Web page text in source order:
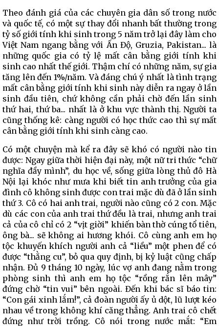
Theo đánh giá của các chuyên gia dân số trong nước
và quốc tế, có một sự thay đổi nhanh bất thường trong
tỷ số giới tính khi sinh trong 5 năm trở lại đây làm cho
Việt Nam ngang bằng với Ấn Độ, Gruzia, Pakistan... là
những quốc gia có tỷ lệ mất cân bằng giới tính khi
sinh cao nhất thế giới. Thậm chí có những năm, sự gia
tăng lên đến 1%/năm. Và đáng chú ý nhất là tình trạng
mất cân bằng giới tính khi sinh này diễn ra ngay ở lần
sinh đầu tiên, chứ không cần phải chờ đến lần sinh
thứ hai, thứ ba... nhất là ở khu vực thành thị. Người ta
cũng thống kê: càng người có học thức cao thì sự mất
cân bằng giới tính khi sinh càng cao.
Có một chuyện mà kể ra đây sẽ khó có người nào tin
được: Ngay giữa thời hiện đại này, một nữ tri thức “chữ
nghĩa đầy mình”, du học về, sống giữa lòng thủ đô Hà
Nội lại khóc như mưa khi biết tin anh trưởng của gia
đình cô không sinh được con trai mặc dù đã ở lần sinh
thứ 3. Cô có hai anh trai, người nào cũng có 2 con. Mặc
dù các con của anh trai thứ đều là trai, nhưng anh trai
cả của cô chỉ có 2 “vịt giời” khiến bàn thờ cúng tổ tiên,
ông bà... sẽ không ai hương khói. Cô cùng anh em họ
tộc khuyến khích người anh cả “liều” một phen để có
được “thằng cu”, bỏ qua quy định, bị kỷ luật cũng chấp
nhận. Đủ 9 tháng 10 ngày, lúc vợ anh đang nằm trong
phòng sinh thì anh em họ tộc “rồng rắn lên mây”
đứng chờ “tin vui” bên ngoài. Đến khi bác sĩ báo tin:
“Con gái xinh lắm!”, cả đoàn người ấy ủ dột, lũ lượt kéo
nhau về trong không khí căng thẳng. Anh trai cô chết
đứng như trời trồng. Cô nói trong nước mắt: “Em